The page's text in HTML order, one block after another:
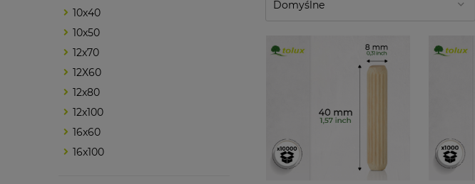
10x40
10x50
12x70
12X60
12x80
12x100
16x60
16x100